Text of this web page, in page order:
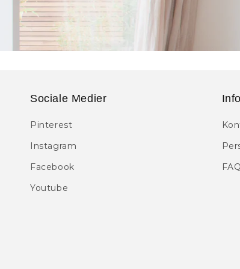
Sociale Medier
Pinterest
Instagram
Facebook
Youtube
FAQ